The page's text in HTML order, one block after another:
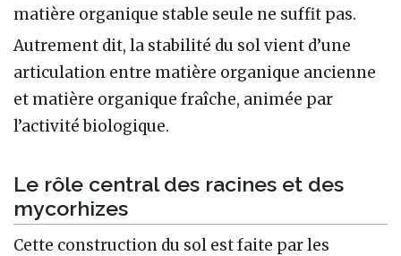
matière organique stable seule ne suffit pas.
Autrement dit, la stabilité du sol vient d’une
articulation entre matière organique ancienne
et matière organique fraîche, animée par
l’activité biologique.
Le rôle central des racines et des
mycorhizes
Cette construction du sol est faite par les